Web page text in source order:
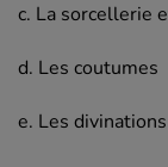
c. La sorcellerie
d. Les coutumes
e. Les divinations